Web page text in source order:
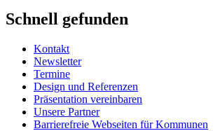
Schnell gefunden
Kontakt
Newsletter
Termine
Design und Referenzen
Präsentation vereinbaren
Unsere Partner
Barrierefreie Webseiten für Kommunen